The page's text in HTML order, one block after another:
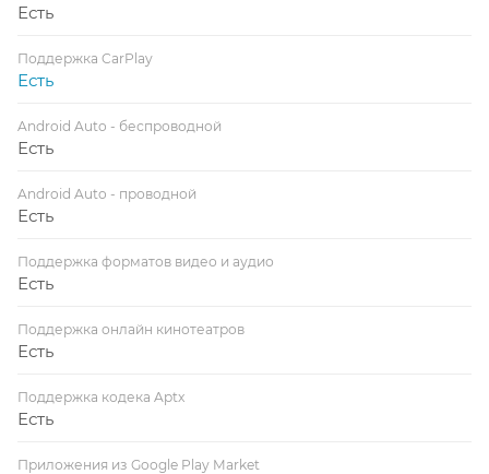
Есть
Поддержка CarPlay
Есть
Android Auto - беспроводной
Есть
Android Auto - проводной
Есть
Поддержка форматов видео и аудио
Есть
Поддержка онлайн кинотеатров
Есть
Поддержка кодека Aptx
Есть
Приложения из Google Play Market